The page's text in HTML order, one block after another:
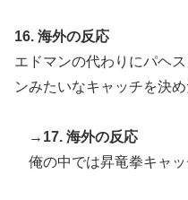
16. 海外の反応
エドマンの代わりにパヘ
ンみたいなキャッチを決め
→17. 海外の反応
俺の中では昇竜拳キャ